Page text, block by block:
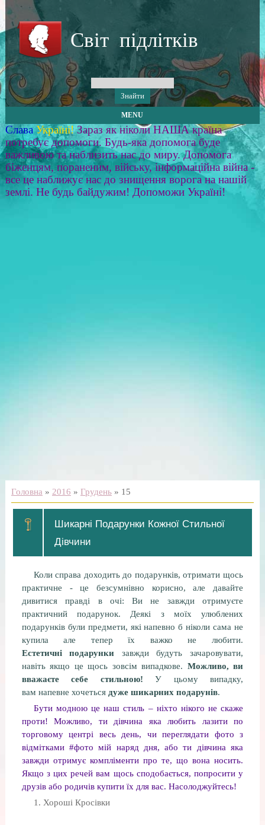
Світ підлітків
MENU
Слава Україні! Зараз як ніколи НАША країна
потребує допомоги. Будь-яка допомога буде
важливою та наблизить нас до миру. Допомога
біженцям, пораненим, війську, інформаційна війна -
все це наближує нас до знищення ворога на нашій
землі. Не будь байдужим! Допоможи Україні!
Головна » 2016 » Грудень » 15
Шикарні Подарунки Кожної Стильної
Дівчини
Коли справа доходить до подарунків, отримати щось
практичне - це безсумнівно корисно, але давайте
дивитися правді в очі: Ви не завжди отримуєте
практичний подарунок. Деякі з моїх улюблених
подарунків були предмети, які напевно б ніколи сама не
купила але тепер їх важко не любити.
Естетичні подарунки завжди будуть зачаровувати,
навіть якщо це щось зовсім випадкове. Можливо, ви
вважаєте себе стильною! У цьому випадку,
вам напевне хочеться дуже шикарних подарунів.
Бути модною це наш стиль – ніхто нікого не скаже
проти! Можливо, ти дівчина яка любить лазити по
торговому центрі весь день, чи переглядати фото з
відмітками #фото мій наряд дня, або ти дівчина яка
завжди отримує компліменти про те, що вона носить.
Якщо з цих речей вам щось сподобається, попросити у
друзів або родичів купити їх для вас. Насолоджуйтесь!
1. Хороші Кросівки